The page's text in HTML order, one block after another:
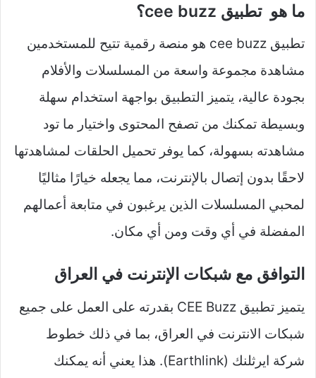
ما هو تطبيق cee buzz؟
تطبيق cee buzz هو منصة رقمية تتيح للمستخدمين
مشاهدة مجموعة واسعة من المسلسلات والأفلام
بجودة عالية، يتميز التطبيق بواجهة استخدام سهلة
وبسيطة تمكنك من تصفح المحتوى واختيار ما تود
مشاهدته بسهولة، كما يوفر تحميل الحلقات لمشاهدتها
لاحقًا بدون إتصال بالإنترنت، مما يجعله خيارًا مثاليًا
لمحبي المسلسلات الذين يرغبون في متابعة أعمالهم
المفضلة في أي وقت ومن أي مكان.
التوافق مع شبكات الإنترنت في العراق
يتميز تطبيق CEE Buzz بقدرته على العمل على جميع
شبكات الانترنت في العراق، بما في ذلك خطوط
شركة ايرثلنك (Earthlink). هذا يعني أنه يمكنك